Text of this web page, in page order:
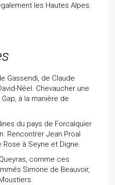
les Hautes Alpes.
Gassendi, de Claude
Néel. Chevaucher une
à la manière de
du pays de Forcalquier
Rencontrer Jean Proal
à Seyne et Digne.
comme ces
Simone de Beauvoir,